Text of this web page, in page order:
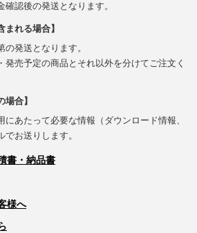
認後の発送となります。
まれる場合】
発送となります。
発売予定の商品とそれ以外を分けてご注文く
場合】
にあたって必要な情報（ダウンロード情報、
お送りします。
書・納品書
様へ